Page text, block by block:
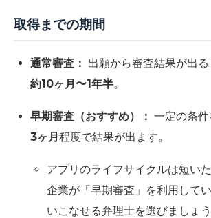
取得までの期間
通常審査： 出願から審査結果が出
約10ヶ月〜1年半。
早期審査（おすすめ）： 一定の条件
3ヶ月 程度で結果が出ます。
アプリのライフサイクルは短い
企業が「早期審査」を利用して
いこなせる弁理士を選びましょう